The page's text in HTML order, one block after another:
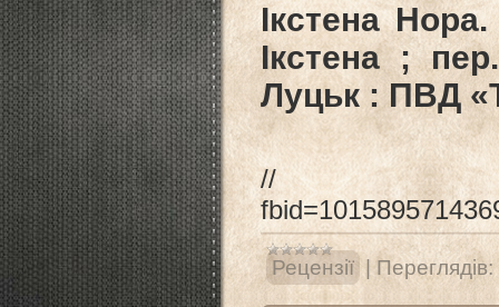
Ікстена
Ікстена ;
Луцьк : ПВД
// https://
Рецензії Переглядів: